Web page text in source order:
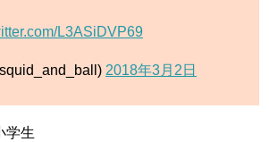
L3ASiDVP69
2018年3月2日
学生